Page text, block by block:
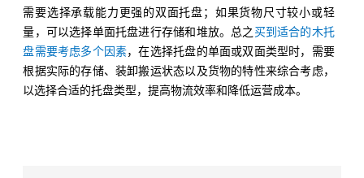
需要选择承载能力更强的双面托盘；如果货物尺寸较小或轻
量，可以选择单面托盘进行存储和堆放。总之 买到适合的木托
盘需要考虑多个因素，在选择托盘的单面或双面类型时，需要
根据实际的存储、装卸搬运状态以及货物的特性来综合考虑，
以选择合适的托盘类型，提高物流效率和降低运营成本。